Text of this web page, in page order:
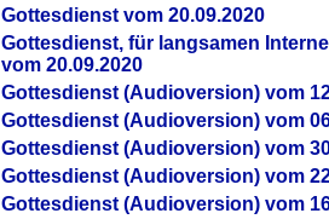
Gottesdienst vom 20.09.2020
Gottesdienst, für langsamen
vom 20.09.2020
Gottesdienst (Audioversion) vom
Gottesdienst (Audioversion) vom
Gottesdienst (Audioversion) vom
Gottesdienst (Audioversion) vom
Gottesdienst (Audioversion) vom